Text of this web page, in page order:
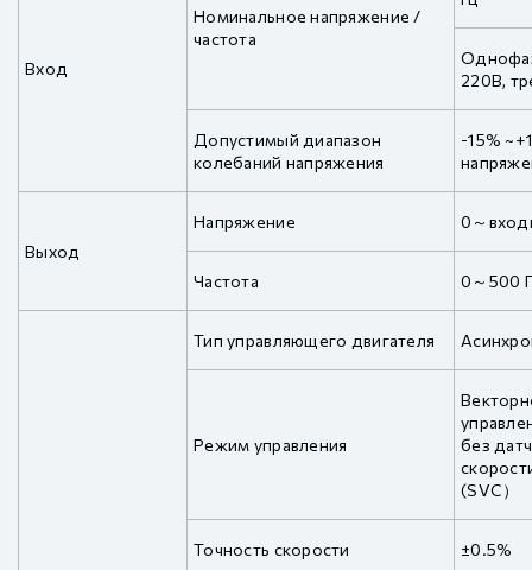
Вход
Номинальное напряжение /
частота
220В,
Допустимый диапазон
колебаний напряжения
-15%
Выход
Напряжение 0～
Частота 0～500
Тип управляющего двигателя
Режим управления
без
(SVC）
Точность скорости ±0.5%